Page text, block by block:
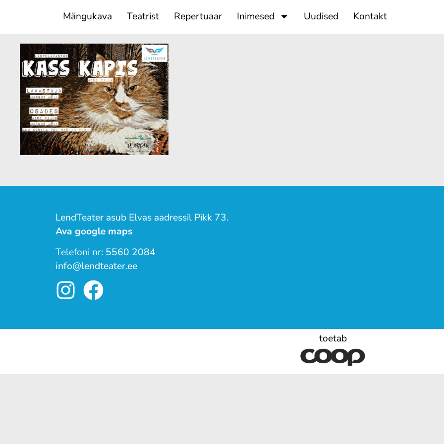
Mängukava Teatrist Repertuaar Inimesed Uudised Kontakt
LendTeater asub Elvas aadressil Pikk 73.
Ava google maps
Telefoni nr: 5560 2084
info@lendteater.ee
toetab